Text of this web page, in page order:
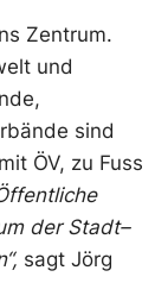
Zentrum.
und
sind
ÖV, zu Fuss
der Stadt–
sagt Jörg